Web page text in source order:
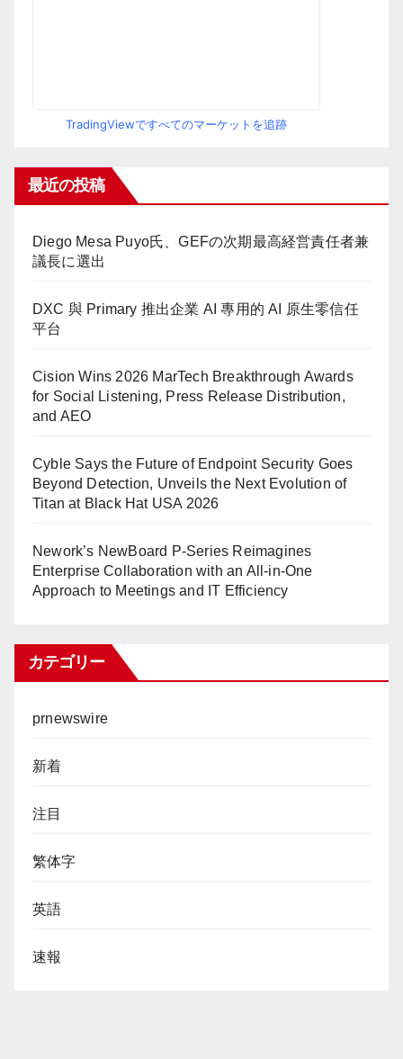
TradingViewですべてのマーケットを追跡
最近の投稿
Diego Mesa Puyo氏、GEFの次期最高経営責任者兼
議長に選出
DXC 與 Primary 推出企業 AI 專用的 AI 原生零信任
平台
Cision Wins 2026 MarTech Breakthrough Awards
for Social Listening, Press Release Distribution,
and AEO
Cyble Says the Future of Endpoint Security Goes
Beyond Detection, Unveils the Next Evolution of
Titan at Black Hat USA 2026
Nework’s NewBoard P-Series Reimagines
Enterprise Collaboration with an All-in-One
Approach to Meetings and IT Efficiency
カテゴリー
prnewswire
新着
注目
繁体字
英語
速報